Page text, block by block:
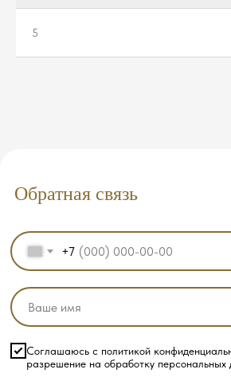
5
Обратная связь
+7
Соглашаюсь с политикой
разрешение на обработку персональных